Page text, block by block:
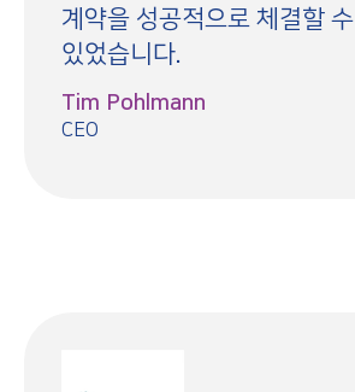
계약을 성공적으로 체결할 수
있었습니다.
Tim Pohlmann
CEO